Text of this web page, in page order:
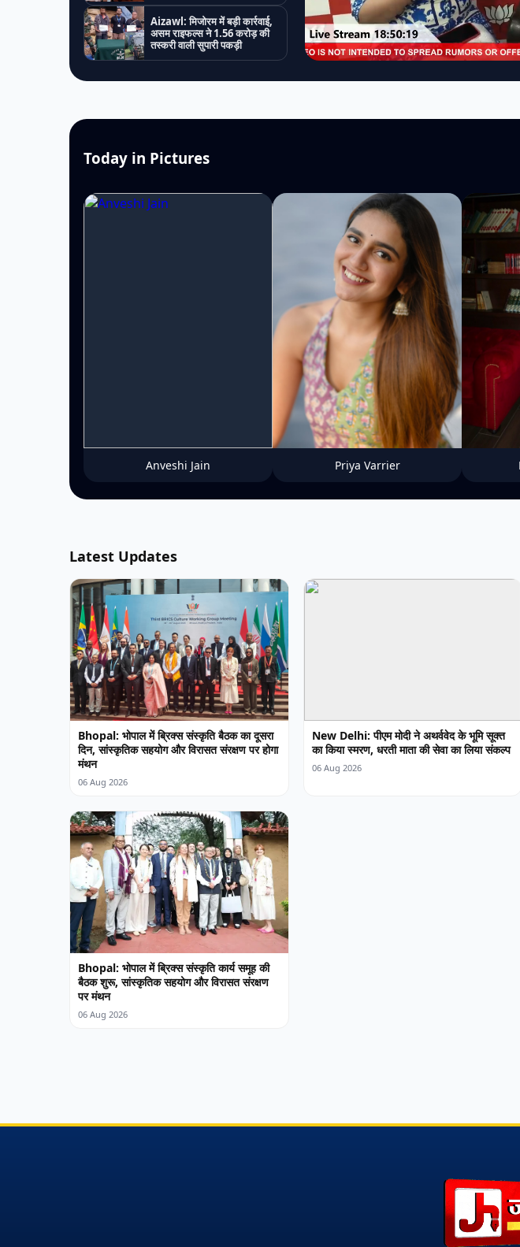
Aizawl: मिजोरम में बड़ी कार्रवाई,
असम राइफल्स ने 1.56 करोड़ की
तस्करी वाली सुपारी पकड़ी
Today in Pictures
Anveshi Jain Priya Varrier
Latest Updates
Bhopal: भोपाल में ब्रिक्स संस्कृति बैठक का दूसरा
दिन, सांस्कृतिक सहयोग और विरासत संरक्षण पर होगा
मंथन
06 Aug 2026
New Delhi: पीएम मोदी ने अथर्ववेद के भूमि सूक्त
का किया स्मरण, धरती माता की सेवा का लिया संकल्प
06 Aug 2026
Bhopal: भोपाल में ब्रिक्स संस्कृति कार्य समूह की
बैठक शुरू, सांस्कृतिक सहयोग और विरासत संरक्षण
पर मंथन
06 Aug 2026